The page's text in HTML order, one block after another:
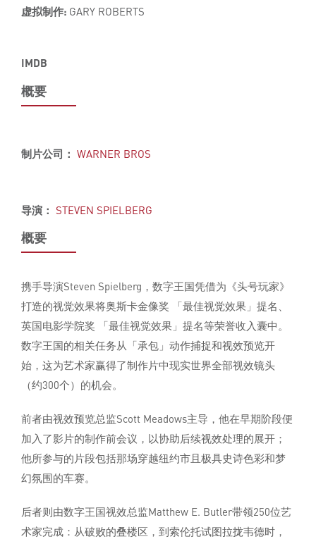
虚拟制作: GARY ROBERTS
IMDB
概要
制片公司： WARNER BROS
导演： STEVEN SPIELBERG
概要
携手导演Steven Spielberg，数字王国凭借为《头号玩家》
打造的视觉效果将奥斯卡金像奖 「最佳视觉效果」提名、
英国电影学院奖 「最佳视觉效果」提名等荣誉收入囊中。
数字王国的相关任务从「承包」动作捕捉和视效预览开
始，这为艺术家赢得了制作片中现实世界全部视效镜头
（约300个）的机会。
前者由视效预览总监Scott Meadows主导，他在早期阶段便
加入了影片的制作前会议，以协助后续视效处理的展开；
他所参与的片段包括那场穿越纽约市且极具史诗色彩和梦
幻氛围的车赛。
后者则由数字王国视效总监Matthew E. Butler带领250位艺
术家完成：从破败的叠楼区，到索伦托试图拉拢韦德时，